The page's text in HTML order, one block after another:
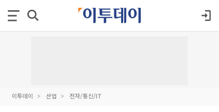
이투데이 산업 전자/통신/IT